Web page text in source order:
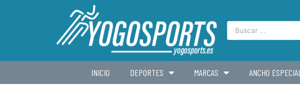
INICIO DEPORTES MARCAS ANCHO ESPECIAL